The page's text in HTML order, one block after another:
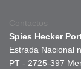
Contactos
Spies Hecker
Estrada Nacional
PT - 2725-397